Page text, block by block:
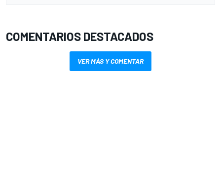
COMENTARIOS DESTACADOS
VER MÁS Y COMENTAR